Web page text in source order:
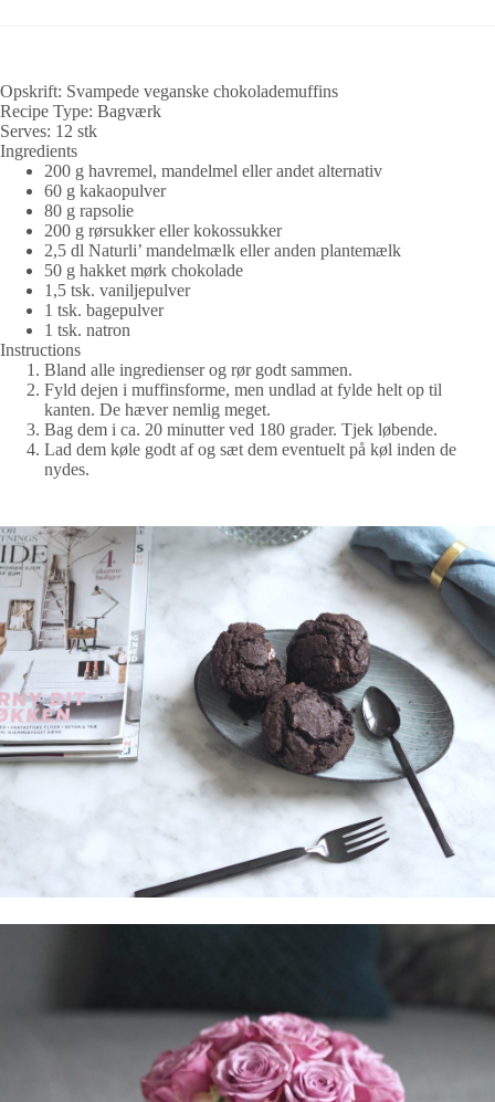
Opskrift: Svampede veganske chokolademuffins
Recipe Type: Bagværk
Serves: 12 stk
Ingredients
200 g havremel, mandelmel eller andet alternativ
60 g kakaopulver
80 g rapsolie
200 g rørsukker eller kokossukker
2,5 dl Naturli’ mandelmælk eller anden plantemælk
50 g hakket mørk chokolade
1,5 tsk. vaniljepulver
1 tsk. bagepulver
1 tsk. natron
Instructions
Bland alle ingredienser og rør godt sammen.
Fyld dejen i muffinsforme, men undlad at fylde helt op til
kanten. De hæver nemlig meget.
Bag dem i ca. 20 minutter ved 180 grader. Tjek løbende.
Lad dem køle godt af og sæt dem eventuelt på køl inden de
nydes.